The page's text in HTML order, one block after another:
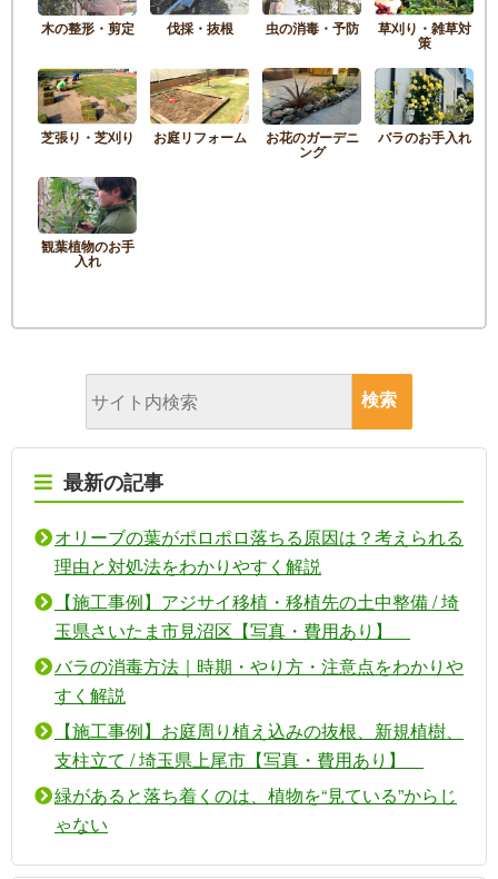
木の整形・剪定 伐採・抜根 虫の消毒・予防 草刈り・雑草対
策
芝張り・芝刈り お庭リフォーム お花のガーデニ
ング
バラのお手入れ
観葉植物のお手
入れ
最新の記事
オリーブの葉がポロポロ落ちる原因は？考えられる
理由と対処法をわかりやすく解説
【施工事例】アジサイ移植・移植先の土中整備 / 埼
玉県さいたま市見沼区【写真・費用あり】
バラの消毒方法｜時期・やり方・注意点をわかりや
すく解説
【施工事例】お庭周り植え込みの抜根、新規植樹、
支柱立て / 埼玉県上尾市【写真・費用あり】
緑があると落ち着くのは、植物を“見ている”からじ
ゃない